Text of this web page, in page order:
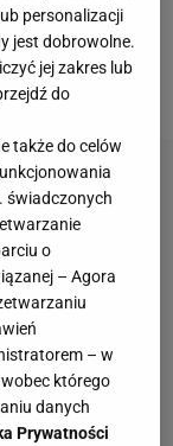
kibicóww
Polski,
personalizacji
jest dobrowolne.
jej zakres lub
do
także do celów
świadczonych
o
– Agora
– w
którego
danych
Prywatności